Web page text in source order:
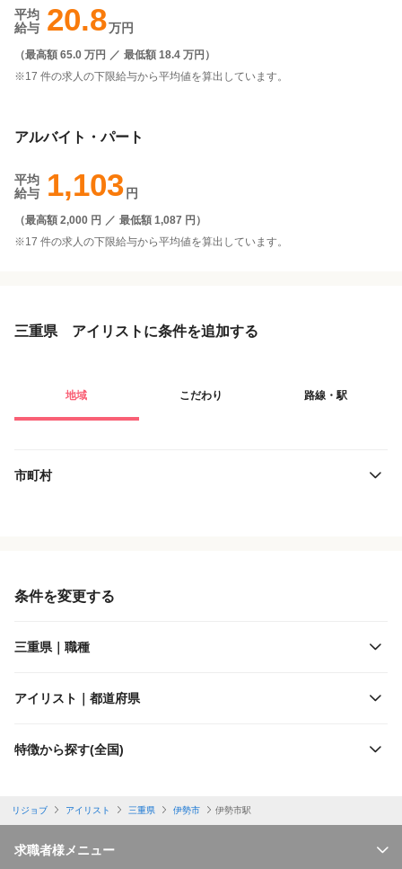
平均
給与 20.8万円
（最高額 65.0 万円 ／ 最低額 18.4 万円 ）
※17 件の求人の下限給与から平均値を算出しています。
アルバイト・パート
平均
給与
1,103 円
（最高額 2,000 円 ／ 最低額 1,087 円 ）
※17 件の求人の下限給与から平均値を算出しています。
三重県 アイリストに条件を追加する
地域 こだわり 路線・駅
市町村
条件を変更する
三重県｜職種
アイリスト｜都道府県
特徴から探す(全国)
リジョブ アイリスト 三重県 伊勢市 伊勢市駅
求職者様メニュー